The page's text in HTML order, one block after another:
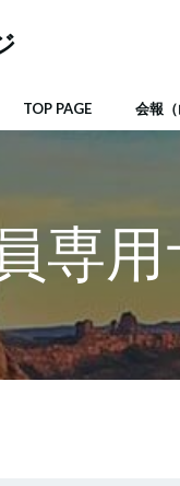
TOP PAGE 会報（
専